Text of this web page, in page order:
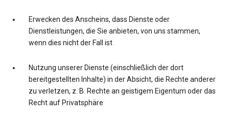
Erwecken des Anscheins, dass Dienste oder
Dienstleistungen, die Sie anbieten, von uns stammen,
wenn dies nicht der Fall ist
Nutzung unserer Dienste (einschließlich der dort
bereitgestellten Inhalte) in der Absicht, die Rechte anderer
zu verletzen, z. B. Rechte an geistigem Eigentum oder das
Recht auf Privatsphäre